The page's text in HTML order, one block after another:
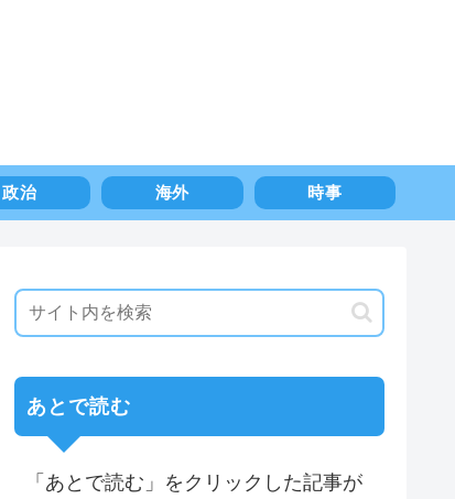
政治 海外 時事
あとで読む
「あとで読む」をクリックした記事が